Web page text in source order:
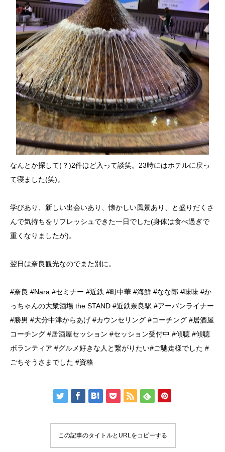
なんとか探して(？)2件ほど入って談笑。23時にはホテルに戻っ
て寝ました(笑)。
学びあり、新しい出会いあり、懐かしい風景あり、と盛りだくさ
んで気持ちをリフレッシュできた一日でした(身体は食べ過ぎで
重くなりましたが)。
翌日は奈良観光なのでまた別に。
#奈良 #Nara #セミナー #近鉄 #町中華 #海鮮 #なな郎 #味味 #か
っちゃんの大衆酒場 the STAND #近鉄奈良駅 #アーバンライナー
#勝男 #大分中津からあげ #カウンセリング #コーチング #居酒屋
コーチング #居酒屋セッション #セッション受付中 #傾聴 #傾聴
ボランティア #グルメ好きな人と繋がりたい#ご馳走様でした #
ごちそうさまでした #資格
この記事のタイトルとURLをコピーする